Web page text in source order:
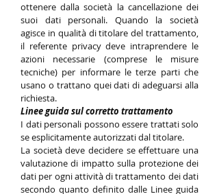
ottenere dalla società la cancellazione dei
suoi dati personali. Quando la società
agisce in qualità di titolare del trattamento,
il referente privacy deve intraprendere le
azioni necessarie (comprese le misure
tecniche) per informare le terze parti che
usano o trattano quei dati di adeguarsi alla
richiesta.
Linee guida sul corretto trattamento
I dati personali possono essere trattati solo
se esplicitamente autorizzati dal titolare.
La società deve decidere se effettuare una
valutazione di impatto sulla protezione dei
dati per ogni attività di trattamento dei dati
secondo quanto definito dalle Linee guida